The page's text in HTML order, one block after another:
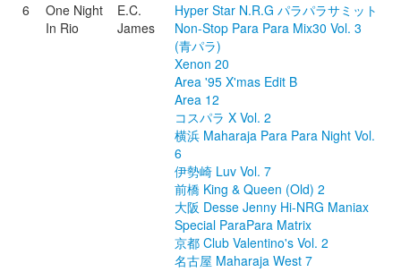
6
One Night
In Rio
E.C.
James
Hyper Star N.R.G パラパラサミット
Non-Stop Para Para Mix30 Vol. 3
(青パラ)
Xenon 20
Area '95 X'mas Edit B
Area 12
コスパラ X Vol. 2
横浜 Maharaja Para Para Night Vol.
6
伊勢崎 Luv Vol. 7
前橋 King & Queen (Old) 2
大阪 Desse Jenny Hi-NRG Maniax
Special ParaPara Matrix
京都 Club Valentino's Vol. 2
名古屋 Maharaja West 7